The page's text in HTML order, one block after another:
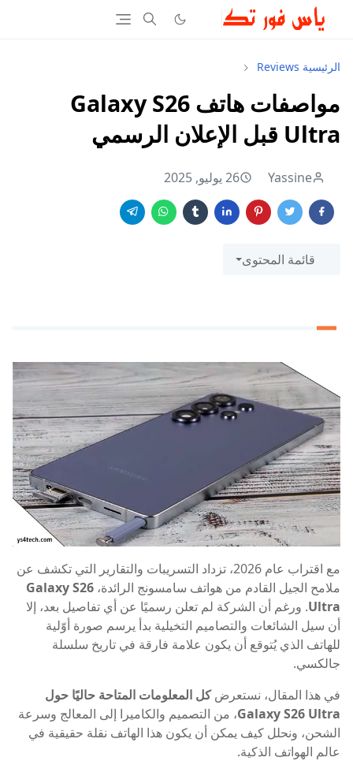
الرئيسية Reviews
مواصفات هاتف Galaxy S26
Ultra قبل الإعلان الرسمي
Yassine 26 يوليو, 2025
قائمة المحتوى
مع اقتراب عام 2026، تزداد التسريبات والتقارير التي تكشف عن
ملامح الجيل القادم من هواتف سامسونج الرائدة، Galaxy S26
Ultra. ورغم أن الشركة لم تعلن رسميًا عن أي تفاصيل بعد، إلا
أن سيل الشائعات والتصاميم التخيلية بدأ يرسم صورة أوّلية
للهاتف الذي يُتوقع أن يكون علامة فارقة في تاريخ سلسلة
جالكسي.
في هذا المقال، نستعرضكل المعلومات المتاحة حاليًا حول
Galaxy S26 Ultra، من التصميم والكاميرا إلى المعالج وسرعة
الشحن، ونحلل كيف يمكن أن يكون هذا الهاتف نقلة حقيقية في
عالم الهواتف الذكية.